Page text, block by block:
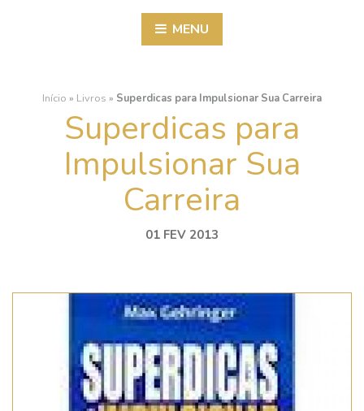
MENU
Início » Livros » Superdicas para Impulsionar Sua Carreira
Superdicas para
Impulsionar Sua
Carreira
01 FEV 2013